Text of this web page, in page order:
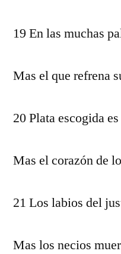
19 En las muchas
Mas el que refrena
20 Plata escogida
Mas el corazón de
21 Los labios del
Mas los necios